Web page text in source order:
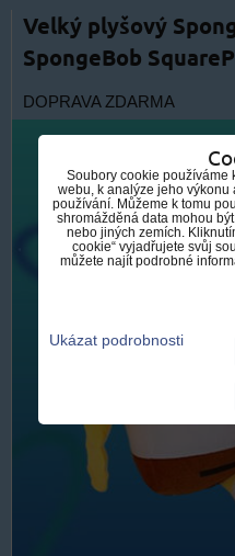
Velký plyšový
SpongeBob
DOPRAVA ZDARMA
Soubory cookie používáme
webu, k analýze jeho
používání. Můžeme k tomu
shromážděná data mohou
nebo jiných zemích.
cookie“ vyjadřujete svůj
můžete najít podrobné
Ukázat podrobnosti